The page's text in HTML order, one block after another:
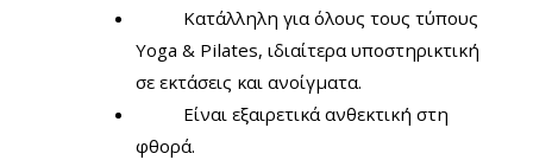
Κατάλληλη για όλους τους τύπους
Yoga & Pilates, ιδιαίτερα υποστηρικτική
σε εκτάσεις και ανοίγματα.
Είναι εξαιρετικά ανθεκτική στη
φθορά.